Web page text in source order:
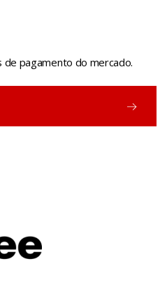
de pagamento do mercado.